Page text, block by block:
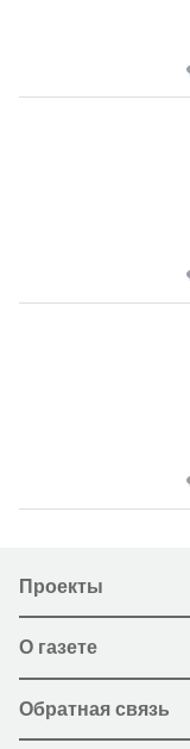
Проекты
О газете
Обратная связь